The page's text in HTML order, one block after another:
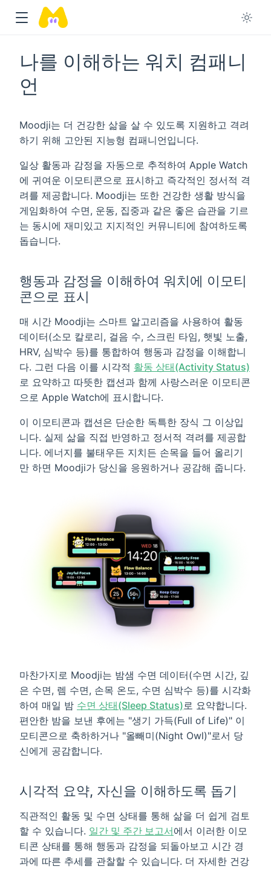
나를 이해하는 워치 컴패니
언
Moodji는 더 건강한 삶을 살 수 있도록 지원하고 격려
하기 위해 고안된 지능형 컴패니언입니다.
일상 활동과 감정을 자동으로 추적하여 Apple Watch
에 귀여운 이모티콘으로 표시하고 즉각적인 정서적 격
려를 제공합니다. Moodji는 또한 건강한 생활 방식을
게임화하여 수면, 운동, 집중과 같은 좋은 습관을 기르
는 동시에 재미있고 지지적인 커뮤니티에 참여하도록
돕습니다.
행동과 감정을 이해하여 워치에 이모티
콘으로 표시
매 시간 Moodji는 스마트 알고리즘을 사용하여 활동
데이터(소모 칼로리, 걸음 수, 스크린 타임, 햇빛 노출,
HRV, 심박수 등)를 통합하여 행동과 감정을 이해합니
다. 그런 다음 이를 시각적 활동 상태(Activity Status)
로 요약하고 따뜻한 캡션과 함께 사랑스러운 이모티콘
으로 Apple Watch에 표시합니다.
이 이모티콘과 캡션은 단순한 독특한 장식 그 이상입
니다. 실제 삶을 직접 반영하고 정서적 격려를 제공합
니다. 에너지를 불태우든 지치든 손목을 들어 올리기
만 하면 Moodji가 당신을 응원하거나 공감해 줍니다.
마찬가지로 Moodji는 밤샘 수면 데이터(수면 시간, 깊
은 수면, 렘 수면, 손목 온도, 수면 심박수 등)를 시각화
하여 매일 밤 수면 상태(Sleep Status) 로 요약합니다.
편안한 밤을 보낸 후에는 "생기 가득(Full of Life)" 이
모티콘으로 축하하거나 "올빼미(Night Owl)"로서 당
신에게 공감합니다.
시각적 요약, 자신을 이해하도록 돕기
직관적인 활동 및 수면 상태를 통해 삶을 더 쉽게 검토
할 수 있습니다. 일간 및 주간 보고서에서 이러한 이모
티콘 상태를 통해 행동과 감정을 되돌아보고 시간 경
과에 따른 추세를 관찰할 수 있습니다. 더 자세한 건강